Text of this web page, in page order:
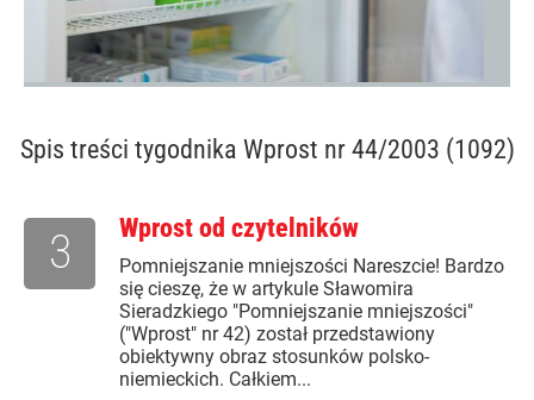
Spis treści tygodnika Wprost nr 44/2003 (1092)
Wprost od czytelników
Pomniejszanie mniejszości Nareszcie! Bardzo
się cieszę, że w artykule Sławomira
Sieradzkiego "Pomniejszanie mniejszości"
("Wprost" nr 42) został przedstawiony
obiektywny obraz stosunków polsko-
niemieckich. Całkiem...
3